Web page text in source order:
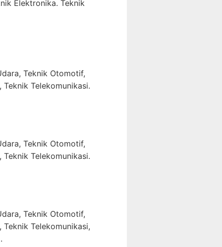
Elektronika. Teknik
Teknik Otomotif,
Telekomunikasi.
Teknik Otomotif,
Telekomunikasi.
Teknik Otomotif,
Telekomunikasi,